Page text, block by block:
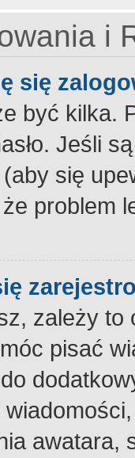
i
się
być kilka.
Jeśli
się
problem
zależy
pisać